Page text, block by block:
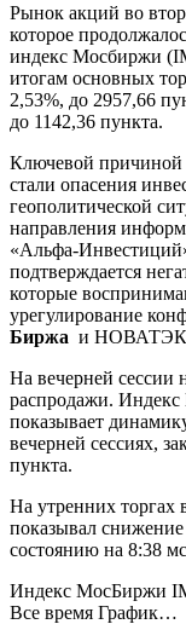
Рынок акций во
которое
индекс Мосбиржи
итогам основных
2,53%, до 2957,66
до 1142,36 пункта.
Ключевой причиной
стали опасения
геополитической
направления
«Альфа-
подтверждается
которые
урегулирование
Биржа и
На вечерней сессии
распродажи.
показывает
вечерней сессиях,
пункта.
На утренних торгах
показывал
состоянию на 8:38
Индекс МосБиржи
Все время График…